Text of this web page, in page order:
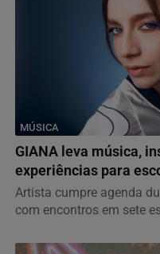
MÚSICA
GIANA leva música,
experiências para
Artista cumpre agenda
com encontros em sete